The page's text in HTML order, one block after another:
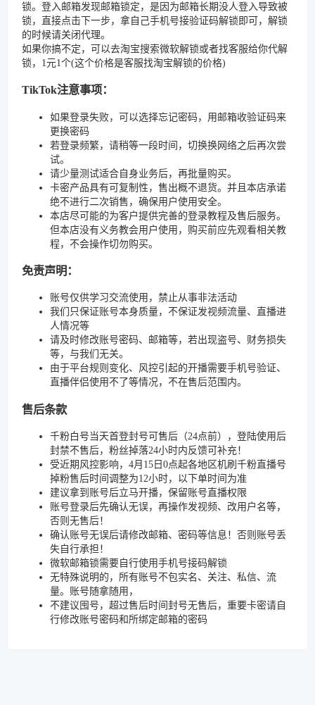
锁。登入邮箱发现邮箱锁定，是因为邮箱长期没人登入导致被
锁，直接点击下一步，拿自己手机号接验证码解锁即可，解锁
的时候请关闭代理。
如果你搞不定，可以去淘宝搜索微软解锁或者找客服给你代解
锁，1元1个(这个价格是客服找淘宝解锁的价格)
TikTok注意事项：
如果登录失败，可以选择忘记密码，用邮箱收验证码来
更换密码
若登录频繁，请稍等一段时间，切换换网络之后再次尝
试。
请少量测试适合自身业务后，再批量购买。
卡密产品具有可复制性，售出概不退货。并且本店承诺
绝不进行二次销售，确保用户使用安全。
本店尽可能的为客户提供完善的登录教程及售后服务。
但本店没有义务教会用户使用，购买前应先观看相关教
程，不会操作切勿购买。
免责声明：
账号仅供学习交流使用，禁止从事非法活动
我们只保证账号本身质量，不保证发视频流量、直播进
人情况等
请及时修改账号密码、邮箱等，若出现盗号、财务损失
等，与我们无关。
由于平台规则变化、风控引起的开播需要手机号验证、
直播伴侣使用不了等情况，不在售后范围内。
售后条款
千粉白号当天首登封号可售后（24点前），登陆使用后
封禁不售后，粉丝掉落24小时内反馈可补充！
受近期风控影响，4月15日0点起各地区机刷千粉直播号
掉粉售后时间调整为12小时，以下单时间为准
建议拿到账号后立马开播，保留账号直播权限
账号登录后先确认无误，再操作发视频、改用户名等，
否则无售后！
确认账号无误后请修改邮箱、密码等信息！否则账号丢
失自行承担！
微软邮箱锁需要自行使用手机号接码解锁
无特殊说明的，所有账号不包实名、关注、私信、流
量。账号随拿随用，
不建议囤号，超过售后时间封号无售后，重要卡密请自
行修改账号密码和所绑定邮箱的密码